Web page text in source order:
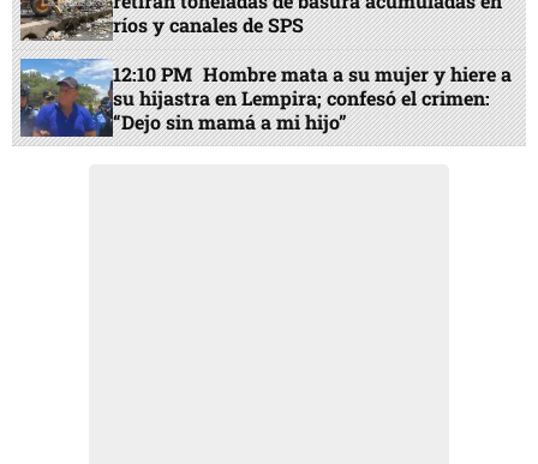
ríos y canales de SPS
12:10 PM Hombre mata a su mujer y hiere a
su hijastra en Lempira; confesó el crimen:
“Dejo sin mamá a mi hijo”